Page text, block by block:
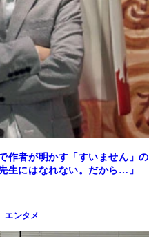
作者が明かす「すいません」の
生にはなれない。だから…」
エンタメ